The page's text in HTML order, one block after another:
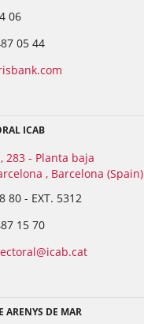
06
05 44
ICAB
283 - Planta baja
, Barcelona (Spain)
80 - EXT. 5312
15 70
ARENYS DE MAR